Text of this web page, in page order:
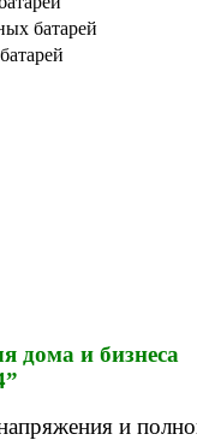
батарей
дома и бизнеса
и